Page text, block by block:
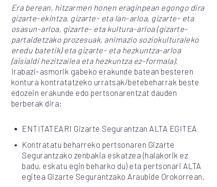
Era berean, hitzarmen honen eraginpean egongo dira
gizarte-ekintza, gizarte- eta lan-arloa, gizarte- eta
osasun-arloa, gizarte- eta kultura-arloa (gizarte-
partaidetzako prozesuak, animazio soziokulturaleko
eredu batetik) eta gizarte- eta hezkuntza-arloa
(aisialdi hezitzailea eta hezkuntza ez-formala).
Irabazi-asmorik gabeko erakunde batean besteren
kontura kontratatzeko urratsak/betebeharrak beste
edozein erakunde edo pertsonarentzat dauden
berberak dira:
ENTITATEARI Gizarte Segurantzan ALTA EGITEA
Kontratatu beharreko pertsonaren Gizarte
Segurantzako zenbakia eskatzea (halakorik ez
badu, eskatu egin beharko du) eta pertsonari ALTA
egitea Gizarte Segurantzako Araubide Orokorrean.